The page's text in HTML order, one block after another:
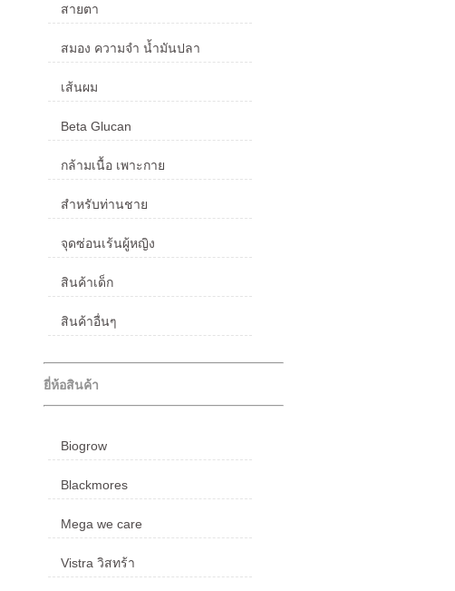
สายตา
สมอง ความจำ น้ำมันปลา
เส้นผม
Beta Glucan
กล้ามเนื้อ เพาะกาย
สำหรับท่านชาย
จุดซ่อนเร้นผู้หญิง
สินค้าเด็ก
สินค้าอื่นๆ
ยี่ห้อสินค้า
Biogrow
Blackmores
Mega we care
Vistra วิสทร้า